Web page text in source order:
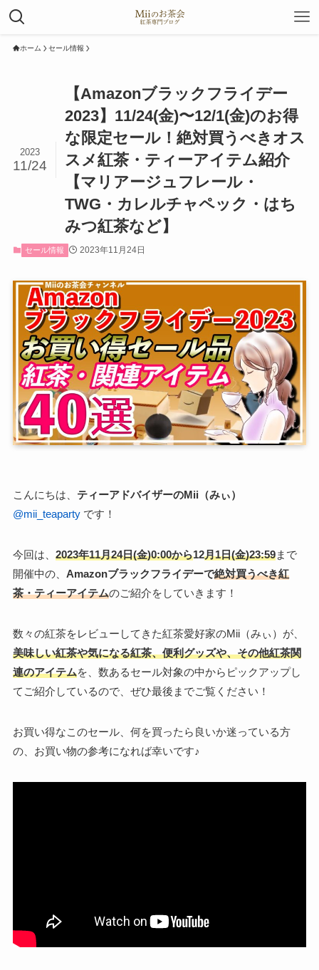
ホーム セール情報
【Amazonブラックフライデー
2023】11/24(金)〜12/1(金)のお得
な限定セール！絶対買うべきオス
スメ紅茶・ティーアイテム紹介
【マリアージュフレール・
TWG・カレルチャペック・はち
みつ紅茶など】
2023
11/24
セール情報 2023年11月24日
こんにちは、 ティーアドバイザーのMii（みぃ）
@mii_teapartyです！
今回は、 2023年11月24日(金)0:00から12月1日(金)23:59まで
開催中の、 Amazonブラックフライデーで絶対買うべき紅
茶・ティーアイテムのご紹介をしていきます！
数々の紅茶をレビューしてきた紅茶愛好家のMii（みぃ）が、
美味しい紅茶や気になる紅茶、便利グッズや、その他紅茶関
連のアイテムを、数あるセール対象の中からピックアップし
てご紹介しているので、ぜひ最後までご覧ください！
お買い得なこのセール、何を買ったら良いか迷っている方
の、お買い物の参考になれば幸いです♪